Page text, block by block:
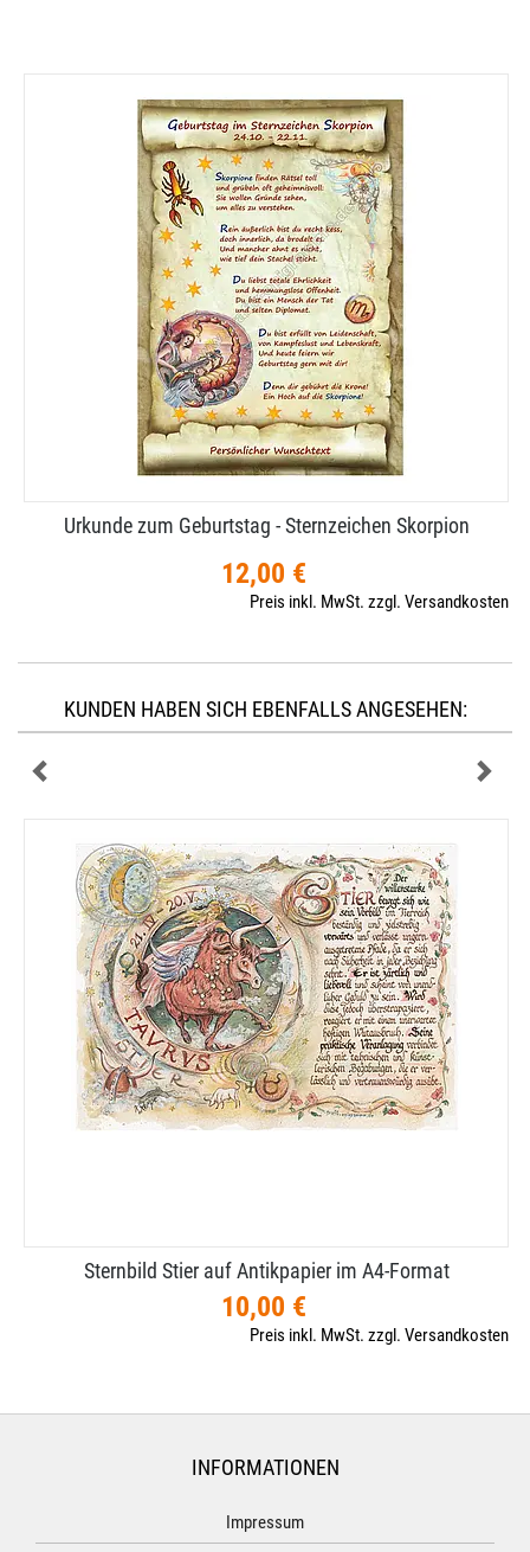
Urkunde zum Geburtstag - Sternzeichen Skorpion
12,00 €
Preis inkl. MwSt. zzgl. Versandkosten
KUNDEN HABEN SICH EBENFALLS ANGESEHEN:
Sternbild Stier auf Antikpapier im A4-​Format
10,00 €
Preis inkl. MwSt. zzgl. Versandkosten
INFORMATIONEN
Impressum